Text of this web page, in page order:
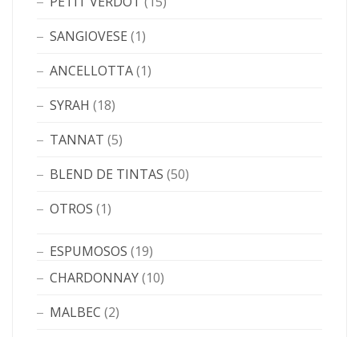
SANGIOVESE (1)
ANCELLOTTA(1)
SYRAH (18)
TANNAT (5)
BLEND DE TINTAS (50)
OTROS (1)
ESPUMOSOS (19)
CHARDONNAY(10)
MALBEC (2)